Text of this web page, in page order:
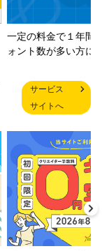
一定の料金で１年間
ォント数が多い方に
サービス
サイトへ